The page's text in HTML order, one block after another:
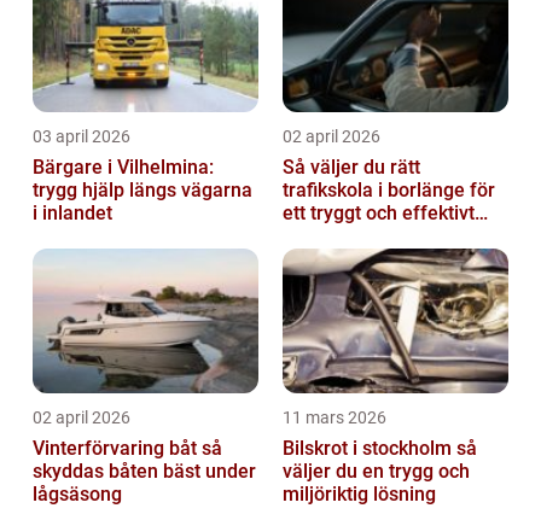
03 april 2026
Bärgare i Vilhelmina:
trygg hjälp längs vägarna
i inlandet
02 april 2026
Så väljer du rätt
trafikskola i borlänge för
ett tryggt och effektivt
02 april 2026
Vinterförvaring båt så
skyddas båten bäst under
lågsäsong
11 mars 2026
Bilskrot i stockholm så
väljer du en trygg och
miljöriktig lösning